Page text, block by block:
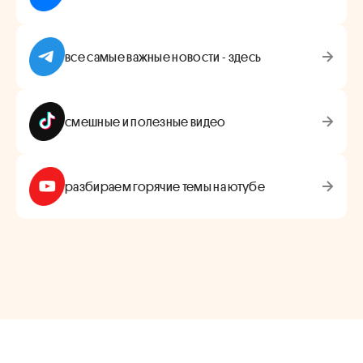
все самые важные новости - здесь
смешные и полезные видео
разбираем горячие темы на ютубе